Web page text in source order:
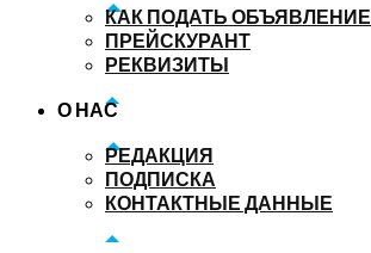
КАК ПОДАТЬ ОБЪЯВЛЕНИЕ
ПРЕЙСКУРАНТ
РЕКВИЗИТЫ
О НАС
РЕДАКЦИЯ
ПОДПИСКА
КОНТАКТНЫЕ ДАННЫЕ